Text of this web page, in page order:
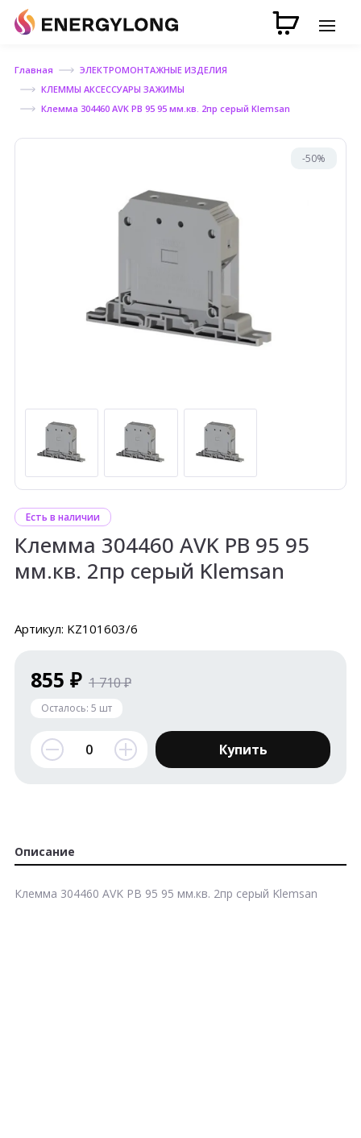
Главная
ЭЛЕКТРОМОНТАЖНЫЕ ИЗДЕЛИЯ
КЛЕММЫ АКСЕССУАРЫ ЗАЖИМЫ
Клемма 304460 AVK PB 95 95 мм.кв. 2пр серый Klemsan
-50%
Есть в наличии
Клемма 304460 AVK PB 95 95
мм.кв. 2пр серый Klemsan
Артикул: KZ101603/6
855 ₽ 1 710 ₽
Осталось: 5 шт
Купить
Описание
Клемма 304460 AVK PB 95 95 мм.кв. 2пр серый Klemsan